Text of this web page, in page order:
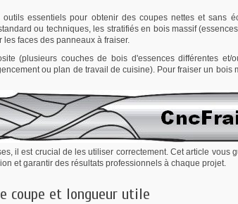
essentiels pour obtenir des coupes nettes et sans
ou techniques, les stratifiés en bois massif
faces des panneaux à fraiser.
(plusieurs couches de bois d'essences différentes
ou plan de travail de cuisine). Pour fraiser un bois
il est crucial de les utiliser correctement. Cet article vous
et garantir des résultats professionnels à chaque projet.
coupe et longueur utile